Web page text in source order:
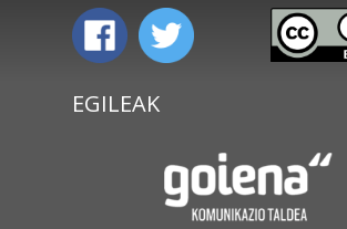
EGILEAK